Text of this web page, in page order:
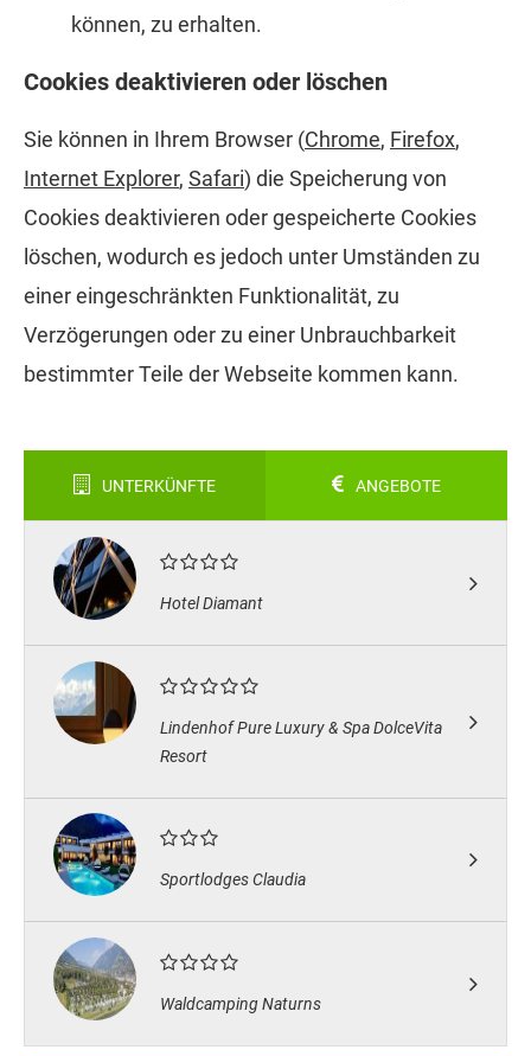
können, zu erhalten.
Cookies deaktivieren oder löschen
Sie können in Ihrem Browser (Chrome, Firefox,
Internet Explorer, Safari) die Speicherung von
Cookies deaktivieren oder gespeicherte Cookies
löschen, wodurch es jedoch unter Umständen zu
einer eingeschränkten Funktionalität, zu
Verzögerungen oder zu einer Unbrauchbarkeit
bestimmter Teile der Webseite kommen kann.
UNTERKÜNFTE ANGEBOTE
Hotel Diamant
Lindenhof Pure Luxury & Spa DolceVita
Resort
Sportlodges Claudia
Waldcamping Naturns